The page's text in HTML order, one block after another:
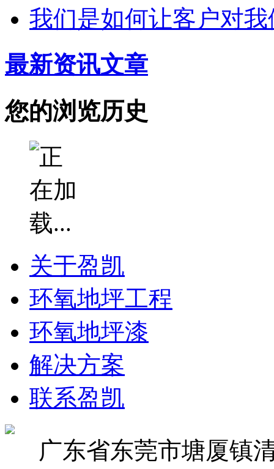
我们是如何让客户对
最新资讯文章
您的浏览历史
关于盈凯
环氧地坪工程
环氧地坪漆
解决方案
联系盈凯
广东省东莞市塘厦镇